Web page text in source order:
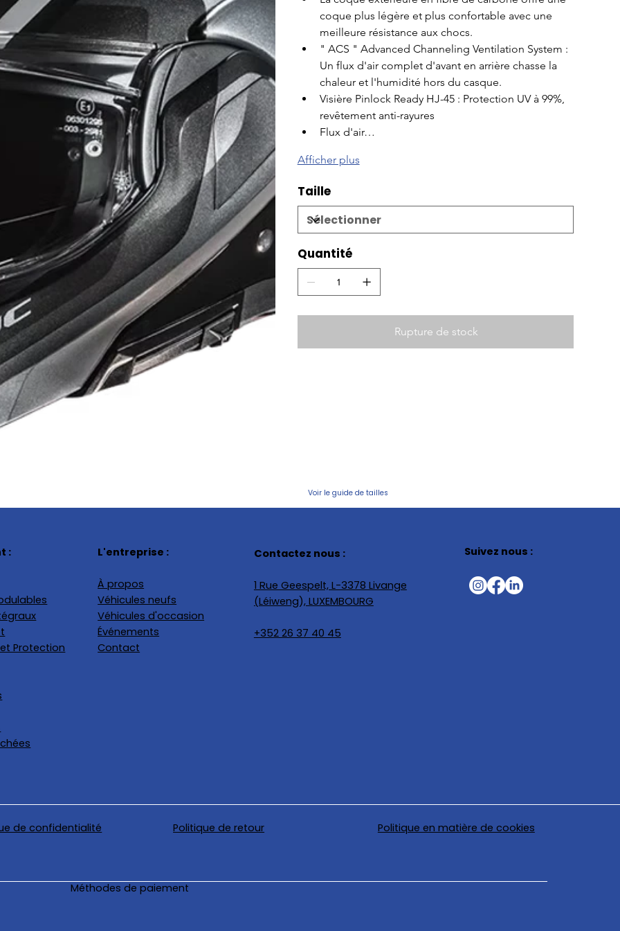
coque plus légère et plus confortable avec une
meilleure résistance aux chocs.
" ACS " Advanced Channeling Ventilation System :
Un flux d'air complet d'avant en arrière chasse la
chaleur et l'humidité hors du casque.
Visière Pinlock Ready HJ-45 : Protection UV à 99%,
revêtement anti-rayures
Flux d'air…
Afficher plus
Taille
Quantité
Rupture de stock
Voir le guide de tailles
:
Protection
L'entreprise :
À propos
Véhicules neufs
Véhicules d'occasion
Événements
Contact
Contactez nous :
1 Rue Geespelt, L-3378 Livange
(Léiweng), LUXEMBOURG
+352 26 37 40 45
Suivez nous :
de confidentialité Politique de retour Politique en matière de cookies
Méthodes de paiement